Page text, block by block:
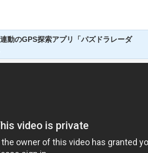
動のGPS探索アプリ「パズドラレーダ